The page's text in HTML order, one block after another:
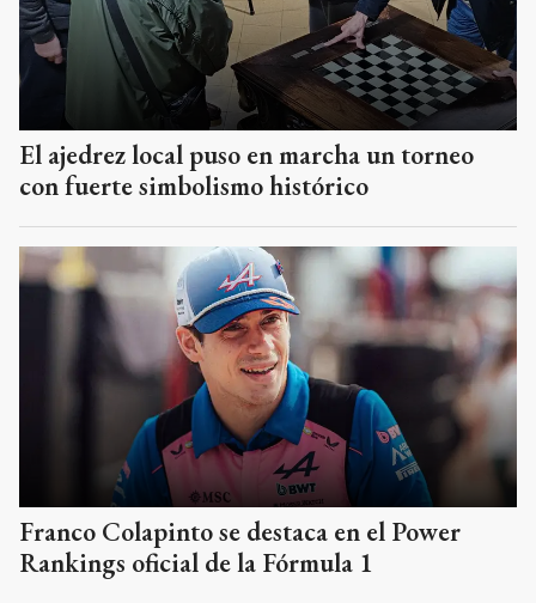
El ajedrez local puso en marcha un torneo
con fuerte simbolismo histórico
Franco Colapinto se destaca en el Power
Rankings oficial de la Fórmula 1